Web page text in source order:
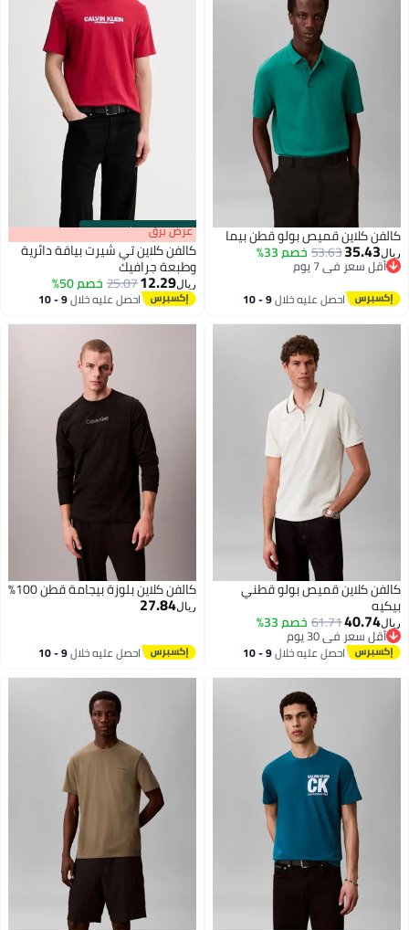
كالفن كلاين قميص بولو قطن بيما
ريال35.43
53.63خصم 33%
أقل سعر في 7 يوم
احصل عليه خلال 9 - 10
00m:00s
·باقي 100% عرض برق
كالفن كلاين تي شيرت بياقة دائرية
وطبعة جرافيك
ريال12.29
25.07خصم 50%
احصل عليه خلال 9 - 10
كالفن كلاين قميص بولو قطني
بيكيه
ريال40.74
61.71خصم 33%
أقل سعر في 30 يوم
أقل سعر في 30 يوماحصل عليه خلال 9 - 10
كالفن كلاين بلوزة بيجامة قطن 100%
ريال27.84
احصل عليه خلال 9 - 10